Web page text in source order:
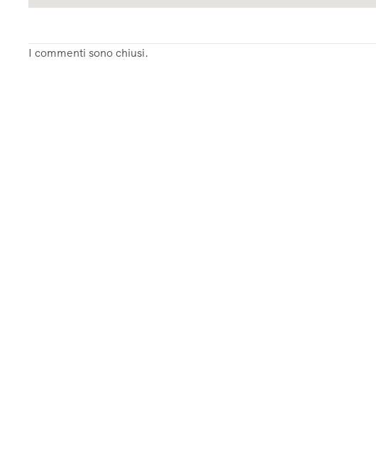
I commenti sono chiusi.